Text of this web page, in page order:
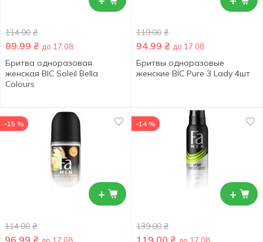
114.00 ₴
89.99 ₴ до 17.08
Бритва одноразовая
женская BIC Soleil Bella
Colours
119.00 ₴
94.99 ₴ до 17.08
Бритвы одноразовые
женские BIC Pure 3 Lady 4шт
+
-15 %
114.00 ₴
96.99 ₴
+
-14 %
139.00 ₴
119.00 ₴